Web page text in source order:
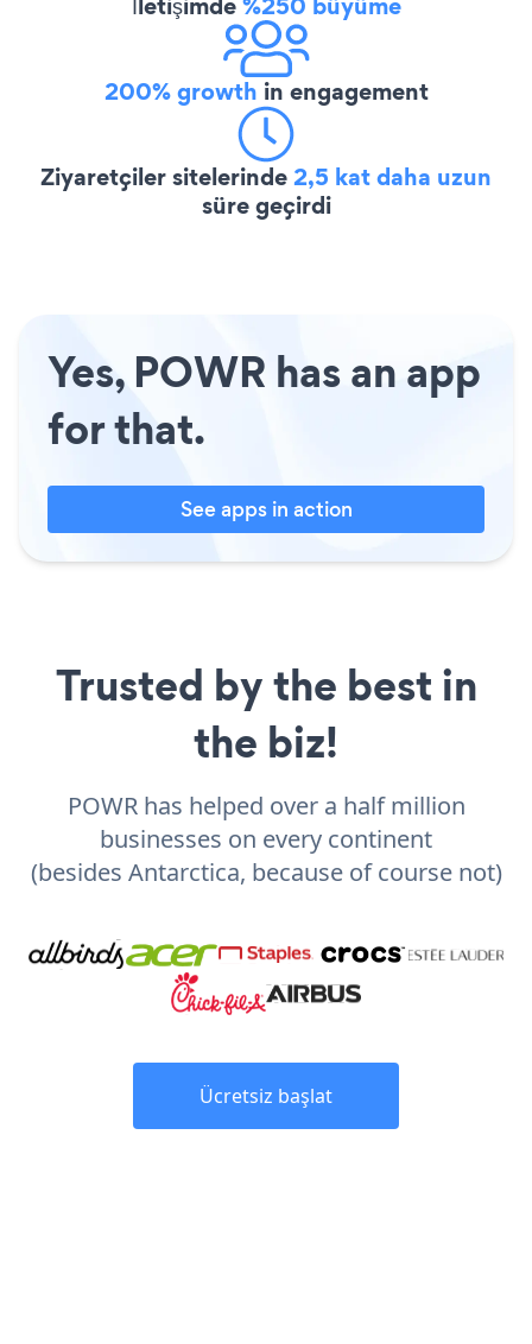
200% growth in engagement
Ziyaretçiler sitelerinde2,5 kat daha uzun
süre geçirdi
Yes, POWR has an app
for that.
See apps in action
Trusted by the best in
the biz!
POWR has helped over a half million
businesses on every continent
(besides Antarctica, because of course not)
Ücretsiz başlat